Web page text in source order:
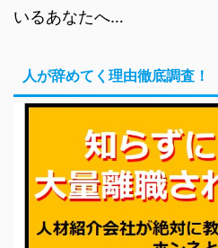
いるあなたへ…
人が辞めてく理由徹底調査！